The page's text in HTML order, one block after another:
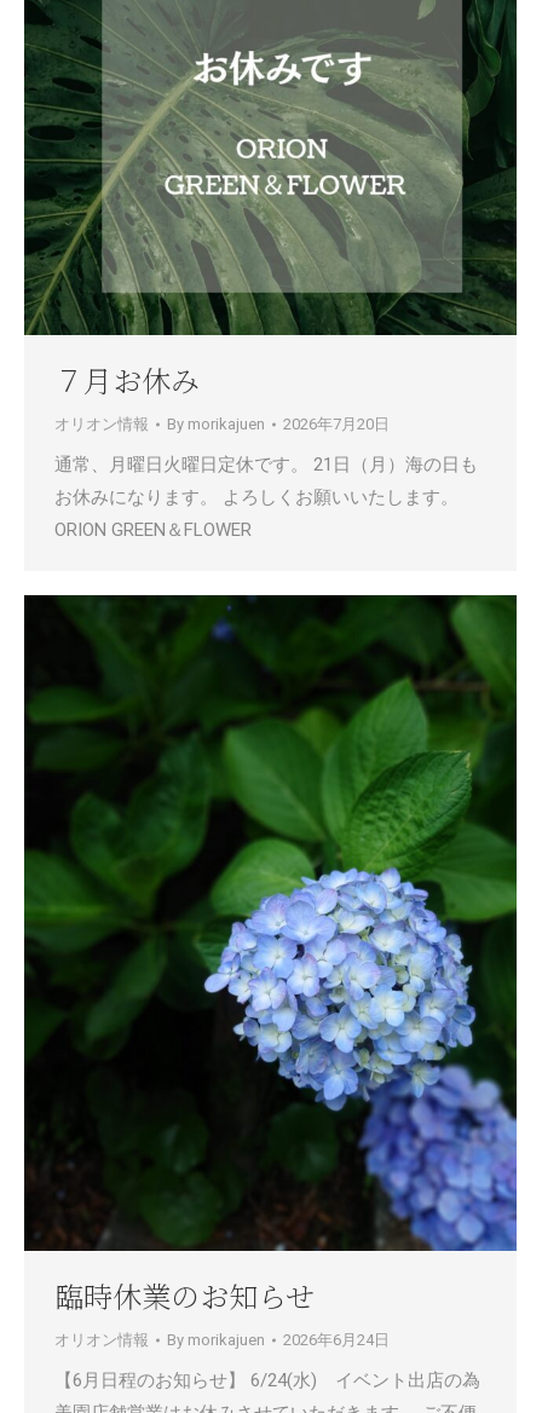
７月お休み
オリオン情報 By morikajuen 2026年7月20日
通常、月曜日火曜日定休です。 21日（月）海の日も
お休みになります。 よろしくお願いいたします。
ORION GREEN＆FLOWER
臨時休業のお知らせ
オリオン情報 By morikajuen 2026年6月24日
【6月日程のお知らせ】 6/24(水) イベント出店の為